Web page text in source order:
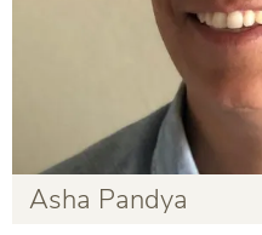
Asha Pandya